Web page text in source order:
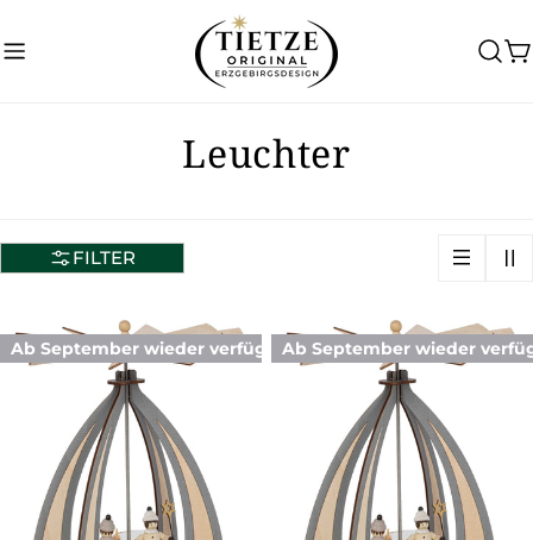
Inhalt
S
m
m
l
u
n
g
:
Leuchter
FILTER
Ab September wieder verfügbarAb September wieder